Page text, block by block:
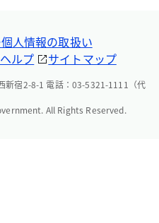
個人情報の取扱い
ルプ サイトマップ
新宿2-8-1 電話：03-5321-1111（代
All Rights Reserved.